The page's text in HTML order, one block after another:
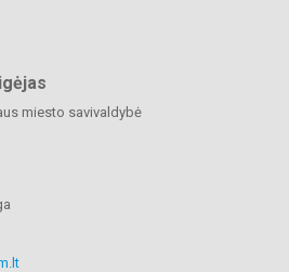
miesto savivaldybė